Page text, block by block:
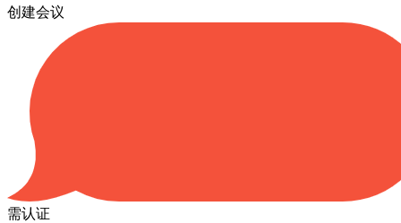
创建会议
需认证